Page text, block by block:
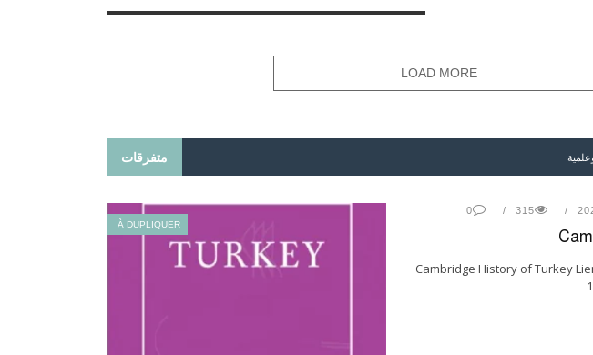
LOAD MORE
متفرقات
À DUPLIQUER
315
0
Cambridge History of Turkey